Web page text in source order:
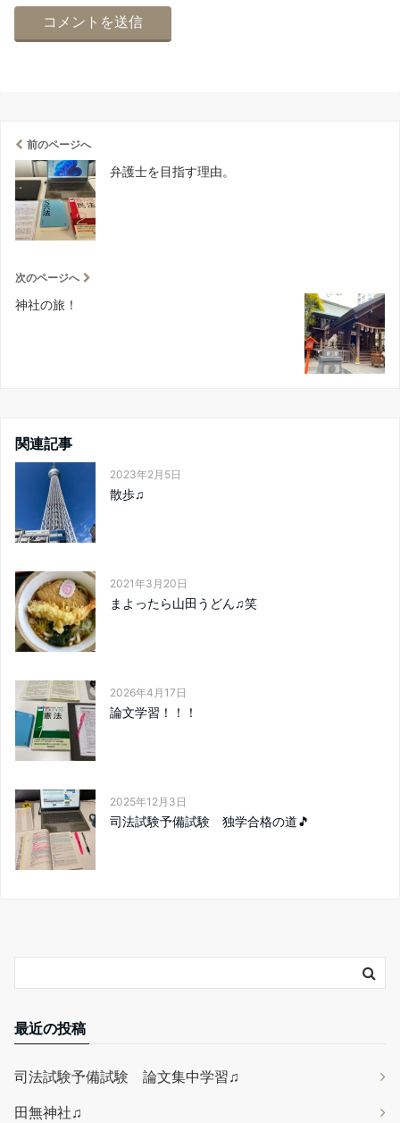
前のページへ
弁護士を目指す理由。
次のページへ
神社の旅！
関連記事
2023年2月5日
散歩♫
2021年3月20日
まよったら山田うどん♫笑
2026年4月17日
論文学習！！！
2025年12月3日
司法試験予備試験 独学合格の道🎵
最近の投稿
司法試験予備試験 論文集中学習♫
田無神社♫